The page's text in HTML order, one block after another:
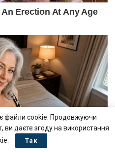
файли cookie. Продовжуючи
ви даєте згоду на використання
Так